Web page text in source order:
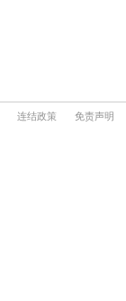
连结政策
免责声明